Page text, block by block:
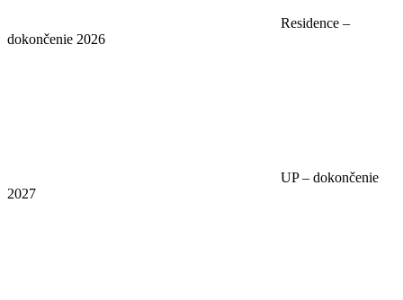
Residence –
dokončenie 2026
UP – dokončenie
2027